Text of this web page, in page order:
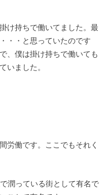
け持ちで働いてました。最
・・と思っていたのです
、僕は掛け持ちで働いても
いました。
労働です。ここでもそれく
潤っている街として有名で